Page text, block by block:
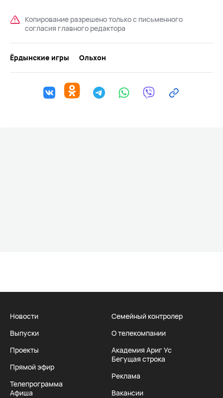
Копирование разрешено только с письменного
согласия главного редактора
Ёрдынские игры Ольхон
Новости
Выпуски
Проекты
Прямой эфир
Телепрограмма
Афиша
Семейный контролер
О телекомпании
Академия Ариг Ус
Бегущая строка
Реклама
Вакансии